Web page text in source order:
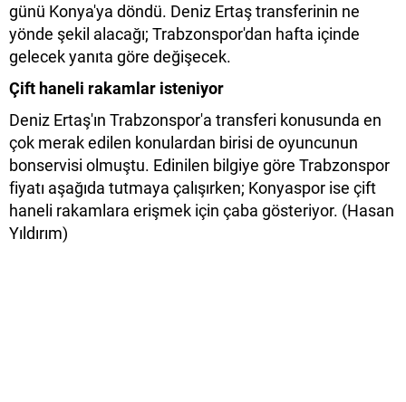
günü Konya'ya döndü. Deniz Ertaş transferinin ne
yönde şekil alacağı; Trabzonspor'dan hafta içinde
gelecek yanıta göre değişecek.
Çift haneli rakamlar isteniyor
Deniz Ertaş'ın Trabzonspor'a transferi konusunda en
çok merak edilen konulardan birisi de oyuncunun
bonservisi olmuştu. Edinilen bilgiye göre Trabzonspor
fiyatı aşağıda tutmaya çalışırken; Konyaspor ise çift
haneli rakamlara erişmek için çaba gösteriyor. (Hasan
Yıldırım)